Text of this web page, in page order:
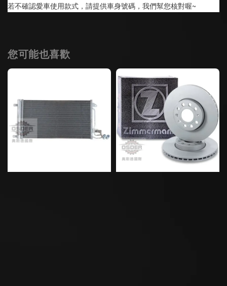
若不確認愛車使用款式，請提供車身號碼，我們幫您核對喔~
您可能也喜歡